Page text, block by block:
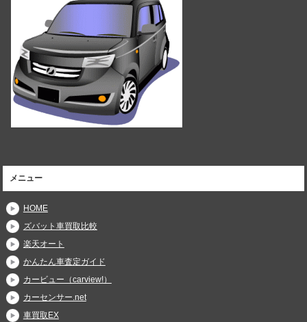
メニュー
HOME
ズバット車買取比較
楽天オート
かんたん車査定ガイド
カービュー（carview!）
カーセンサー.net
車買取EX